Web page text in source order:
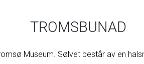
TROMSBUNAD
Museum. Sølvet består av en